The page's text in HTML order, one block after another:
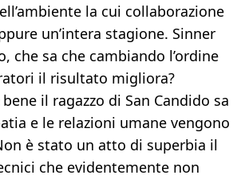
la cui collaborazione
un’intera stagione. Sinner
che sa che cambiando l’ordine
il risultato migliora?
il ragazzo di San Candido sa
e le relazioni umane vengono
è stato un atto di superbia il
che evidentemente non